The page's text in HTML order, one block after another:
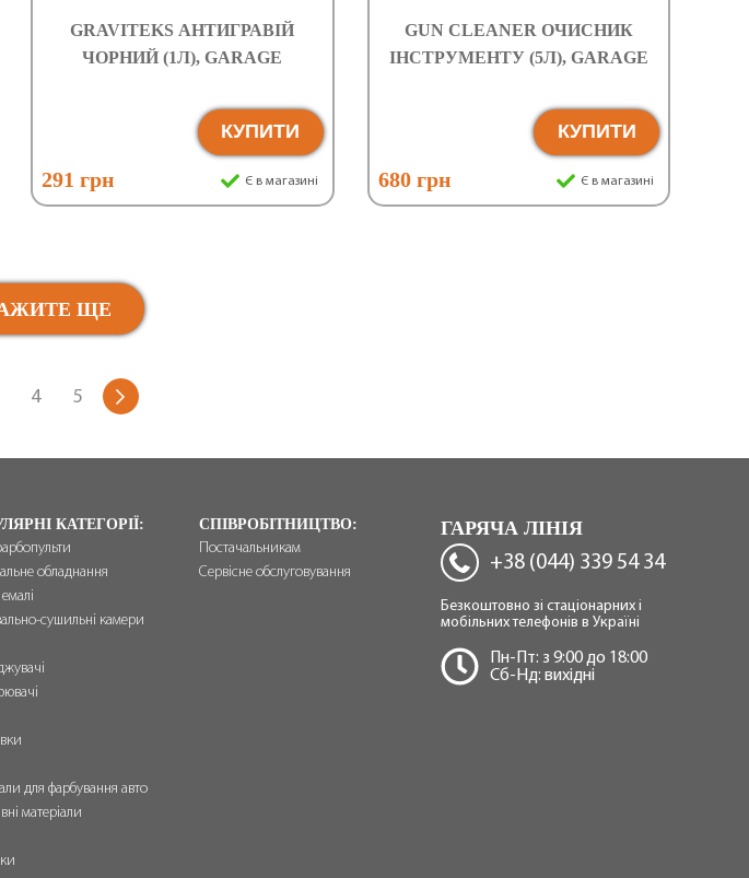
GRAVITEKS АНТИГРАВІЙ
ЧОРНИЙ (1Л), GARAGE
291 грн
КУПИТИ
Є в магазині
GUN CLEANER ОЧИСНИК
ІНСТРУМЕНТУ (5Л), GARAGE
680 грн
КУПИТИ
Є в магазині
ЩЕ
4 5
КАТЕГОРІЇ:
обладнання
сушильні камери
для фарбування авто
матеріали
СПІВРОБІТНИЦТВО:
Постачальникам
Сервісне обслуговування
ГАРЯЧА ЛІНІЯ
+38 (044) 339 54 34
Безкоштовно зі стаціонарних і
мобільних телефонів в Україні
Пн-Пт: з 9:00 до 18:00
Сб-Нд: вихідні